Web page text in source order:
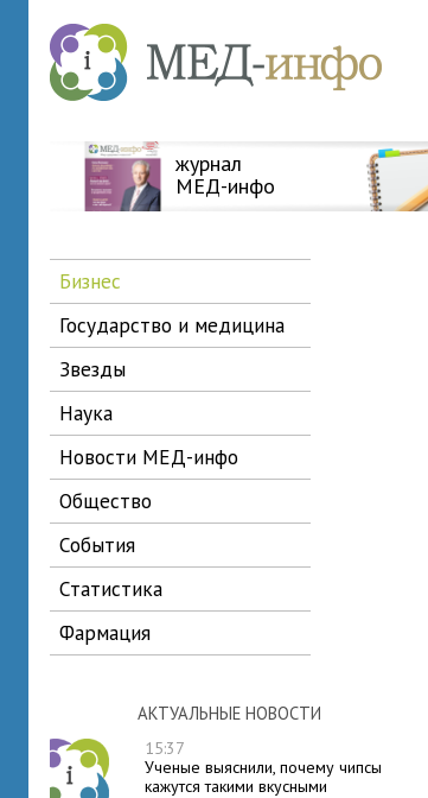
журнал
МЕД-инфо
бизнес
государство и медицина
звезды
наука
новости МЕД-инфо
общество
события
статистика
фармация
АКТУАЛЬНЫЕ НОВОСТИ
15:37
Ученые выяснили, почему чипсы
кажутся такими вкусными